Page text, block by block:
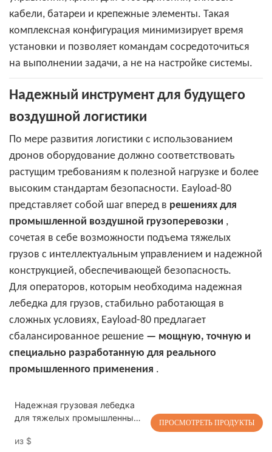
кабели, батареи и крепежные элементы. Такая
комплексная конфигурация минимизирует время
установки и позволяет командам сосредоточиться
на выполнении задачи, а не на настройке системы.
Надежный инструмент для будущего
воздушной логистики
По мере развития логистики с использованием
дронов оборудование должно соответствовать
растущим требованиям к полезной нагрузке и более
высоким стандартам безопасности. Eayload-80
представляет собой шаг вперед в решениях для
промышленной воздушной грузоперевозки ,
сочетая в себе возможности подъема тяжелых
грузов с интеллектуальным управлением и надежной
конструкцией, обеспечивающей безопасность.
Для операторов, которым необходима надежная
лебедка для грузов, стабильно работающая в
сложных условиях, Eayload-80 предлагает
сбалансированное решение — мощную, точную и
специально разработанную для реального
промышленного применения .
Надежная грузовая лебедка
для тяжелых промышленных
из $
ПРОСМОТРЕТЬ ПРОДУКТЫ